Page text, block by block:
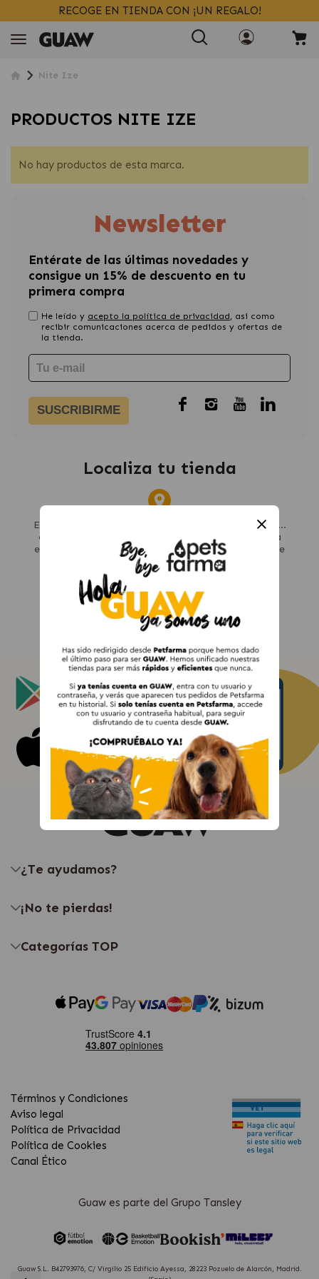
RECOGE EN TIENDA CON ¡UN REGALO!
Nite Ize
PRODUCTOS NITE IZE
No hay productos de esta marca.
Newsletter
Entérate de las últimas novedades y
consigue un 15% de descuento en tu
primera compra
He leído y acepto la política de privacidad, asi como
recibir comunicaciones acerca de pedidos y ofertas de
la tienda.
SUSCRIBIRME
Localiza tu tienda
En Madrid, Barcelona, Jerez, Ciudad Real, Valencia...
encuentra tu tienda más cercana y disfruta de una
experiencia ¡GUAW! También puedes comprar online
y recoger en tienda
Ver tiendas
Android app on
Google Play
Get on
App Store
¿Te ayudamos?
¡No te pierdas!
Categorías TOP
Términos y Condiciones
Aviso legal
Política de Privacidad
Política de Cookies
Canal Ético
Guaw es parte del Grupo Tansley
Guaw S.L. B42793976, C/ Virgilio 25 Edificio Ayessa, 28223 Pozuelo de Alarcón, Madrid.